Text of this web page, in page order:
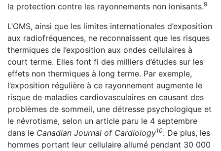
la protection contre les rayonnements non ionisants.9
L’OMS, ainsi que les limites internationales d’exposition
aux radiofréquences, ne reconnaissent que les risques
thermiques de l’exposition aux ondes cellulaires à
court terme. Elles font fi des milliers d’études sur les
effets non thermiques à long terme. Par exemple,
l’exposition régulière à ce rayonnement augmente le
risque de maladies cardiovasculaires en causant des
problèmes de sommeil, une détresse psychologique et
le névrotisme, selon un article paru le 4 septembre
dans le Canadian Journal of Cardiology10. De plus, les
hommes portant leur cellulaire allumé pendant 30 000